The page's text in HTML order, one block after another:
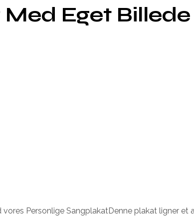
Eget Billede
Personlige SangplakatDenne plakat ligner